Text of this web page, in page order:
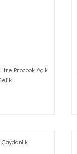
Procook Açık